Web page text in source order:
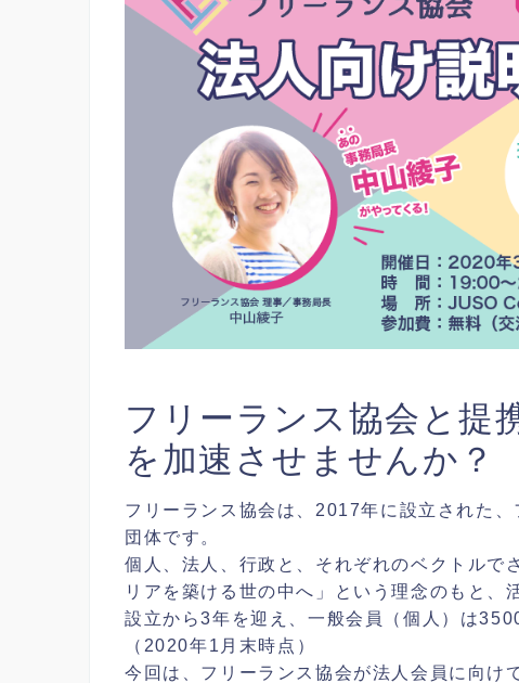
フリーランス協会と提
を加速させませんか？
フリーランス協会は、2017年に設立された
団体です。
個人、法人、行政と、それぞれのベクトルで
リアを築ける世の中へ」という理念のもと、
設立から3年を迎え、一般会員（個人）は
（2020年1月末時点）
今回は、フリーランス協会が法人会員に向け